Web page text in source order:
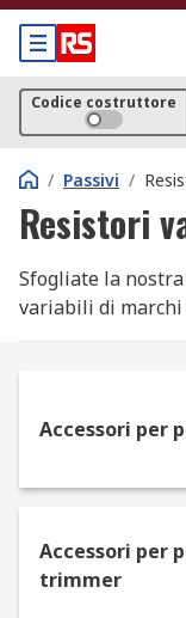
Codice costruttore
/ Passivi /
Resistori
Sfogliate la
variabili di marchi
Che cosa
consentono di
attraverso un
variabili
Accessori per
Accessori per
trimmer